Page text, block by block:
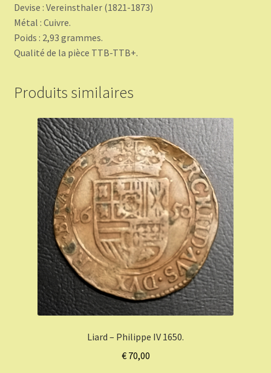
Devise : Vereinsthaler (1821-1873)
Métal : Cuivre.
Poids : 2,93 grammes.
Qualité de la pièce TTB-TTB+.
Produits similaires
Liard – Philippe IV 1650.
€70,00